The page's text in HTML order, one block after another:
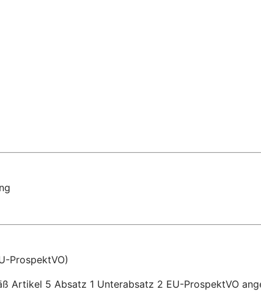
ProspektVO)
Artikel 5 Absatz 1 Unterabsatz 2 EU-ProspektVO